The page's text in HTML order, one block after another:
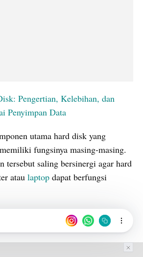
Pengertian, Kelebihan, dan
Penyimpan Data
utama hard disk yang
fungsinya masing-masing.
tersebut saling bersinergi agar hard
atau laptop dapat berfungsi